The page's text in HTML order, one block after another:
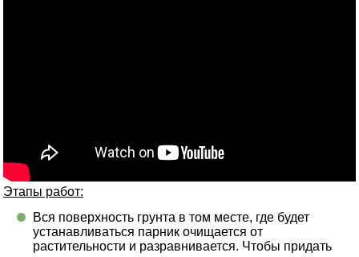
Этапы работ:
Вся поверхность грунта в том месте, где будет
устанавливаться парник очищается от
растительности и разравнивается. Чтобы придать